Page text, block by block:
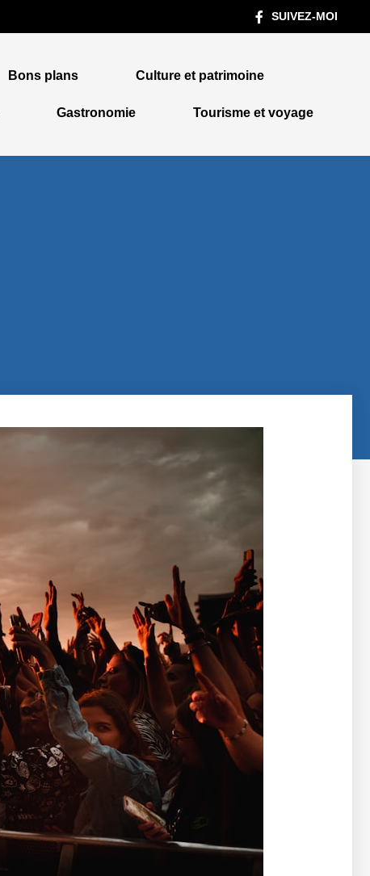
SUIVEZ-MOI
Bons plans Culture et patrimoine
Gastronomie Tourisme et voyage